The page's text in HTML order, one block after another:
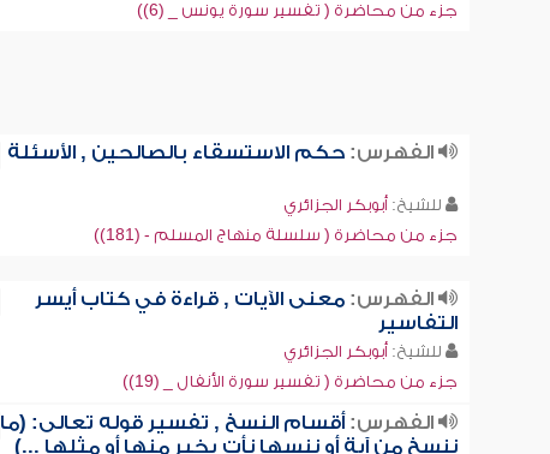
جزء من محاضرة ( تفسير سورة يونس _ (6))
الفهرس:حكم الاستسقاء بالصالحين , الأسئلة
للشيخ: أبوبكر الجزائري
جزء من محاضرة ( سلسلة منهاج المسلم - (181))
الفهرس:معنى الآيات , قراءة في كتاب أيسر
التفاسير
للشيخ: أبوبكر الجزائري
جزء من محاضرة ( تفسير سورة الأنفال _ (19))
الفهرس:أقسام النسخ , تفسير قوله تعالى: (ما
ننسخ من آية أو ننسها نأت بخير منها أو مثلها ...)